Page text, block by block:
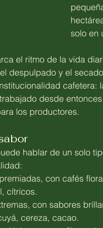
solo en
el ritmo de la vida
despulpado y el
cafetera:
desde
los productores.
hablar de un solo
con cafés
cítricos.
con sabores
cereza, cacao.